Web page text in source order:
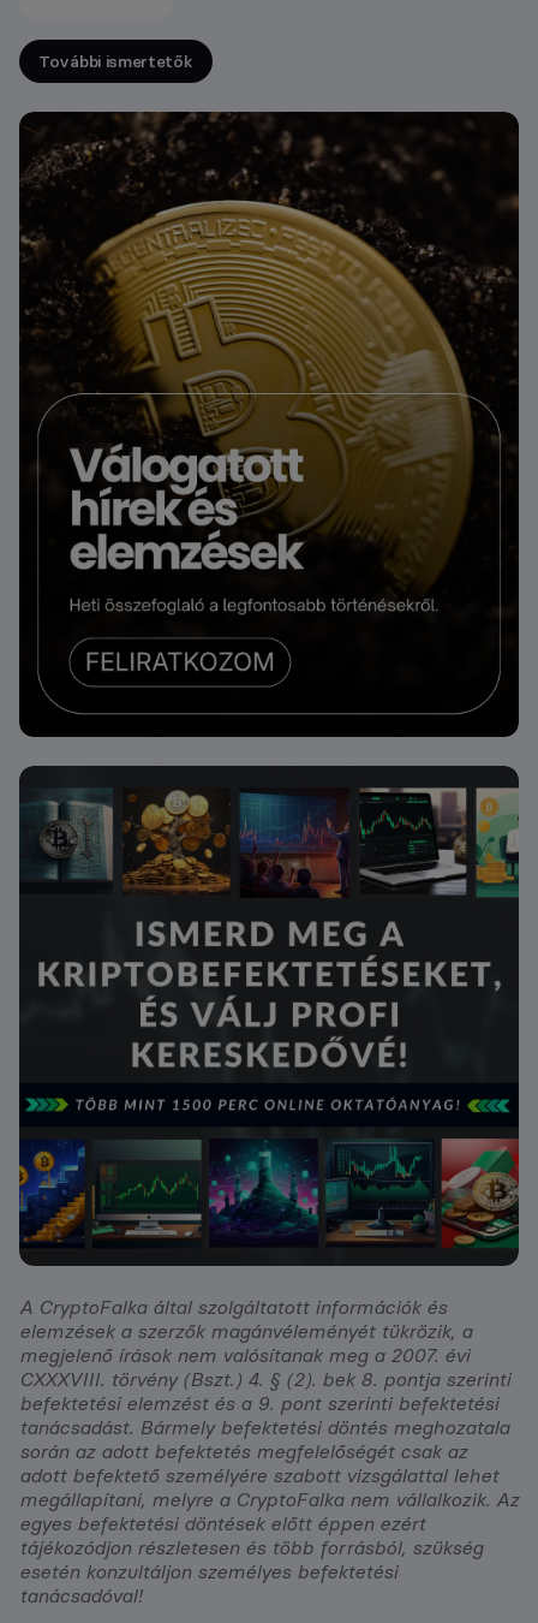
További ismertetők
A CryptoFalka által szolgáltatott információk és
elemzések a szerzők magánvéleményét tükrözik, a
megjelenő írások nem valósítanak meg a 2007. évi
CXXXVIII. törvény (Bszt.) 4. § (2). bek 8. pontja szerinti
befektetési elemzést és a 9. pont szerinti befektetési
tanácsadást. Bármely befektetési döntés meghozatala
során az adott befektetés megfelelőségét csak az
adott befektető személyére szabott vizsgálattal lehet
megállapítani, melyre a CryptoFalka nem vállalkozik. Az
egyes befektetési döntések előtt éppen ezért
tájékozódjon részletesen és több forrásból, szükség
esetén konzultáljon személyes befektetési
tanácsadóval!